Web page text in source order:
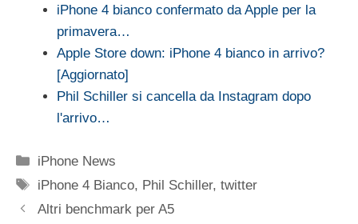
iPhone 4 bianco confermato da Apple per la
primavera…
Apple Store down: iPhone 4 bianco in arrivo?
[Aggiornato]
Phil Schiller si cancella da Instagram dopo
l'arrivo…
Categorie
iPhone News
Tag
iPhone 4 Bianco, Phil Schiller,twitter
Altri benchmark per A5